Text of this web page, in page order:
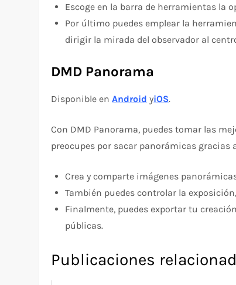
Escoge en la barra de herramientas la
Por último puedes emplear la
dirigir la mirada del observador al
DMD Panorama
Disponible enAndroid yiOS.
Con DMD Panorama, puedes tomar las
preocupes por sacar panorámicas gracias
Crea y comparte imágenes
También puedes controlar la
Finalmente, puedes exportar tu
públicas.
Publicaciones